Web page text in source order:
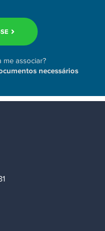
me associar?
necessários